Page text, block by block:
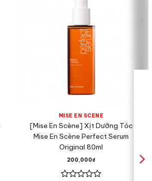
MISE EN SCÈNE
[Mise En Scène] Xịt Dưỡng Tóc
Mise En Scène Perfect Serum
Original 80ml
200,000₫